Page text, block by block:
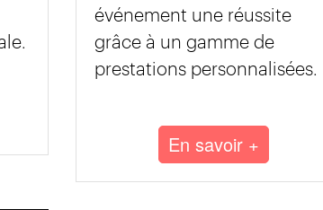
événement une réussite
grâce à un gamme de
prestations personnalisées.
En savoir +